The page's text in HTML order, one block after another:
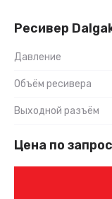
Ресивер
Давление
Объём ресивера
Выходной разъём
Цена по